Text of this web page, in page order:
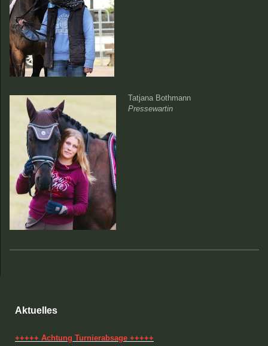
Tatjana Bothmann
Pressewartin
Aktuelles
+++++ Achtung Turnierabsage +++++